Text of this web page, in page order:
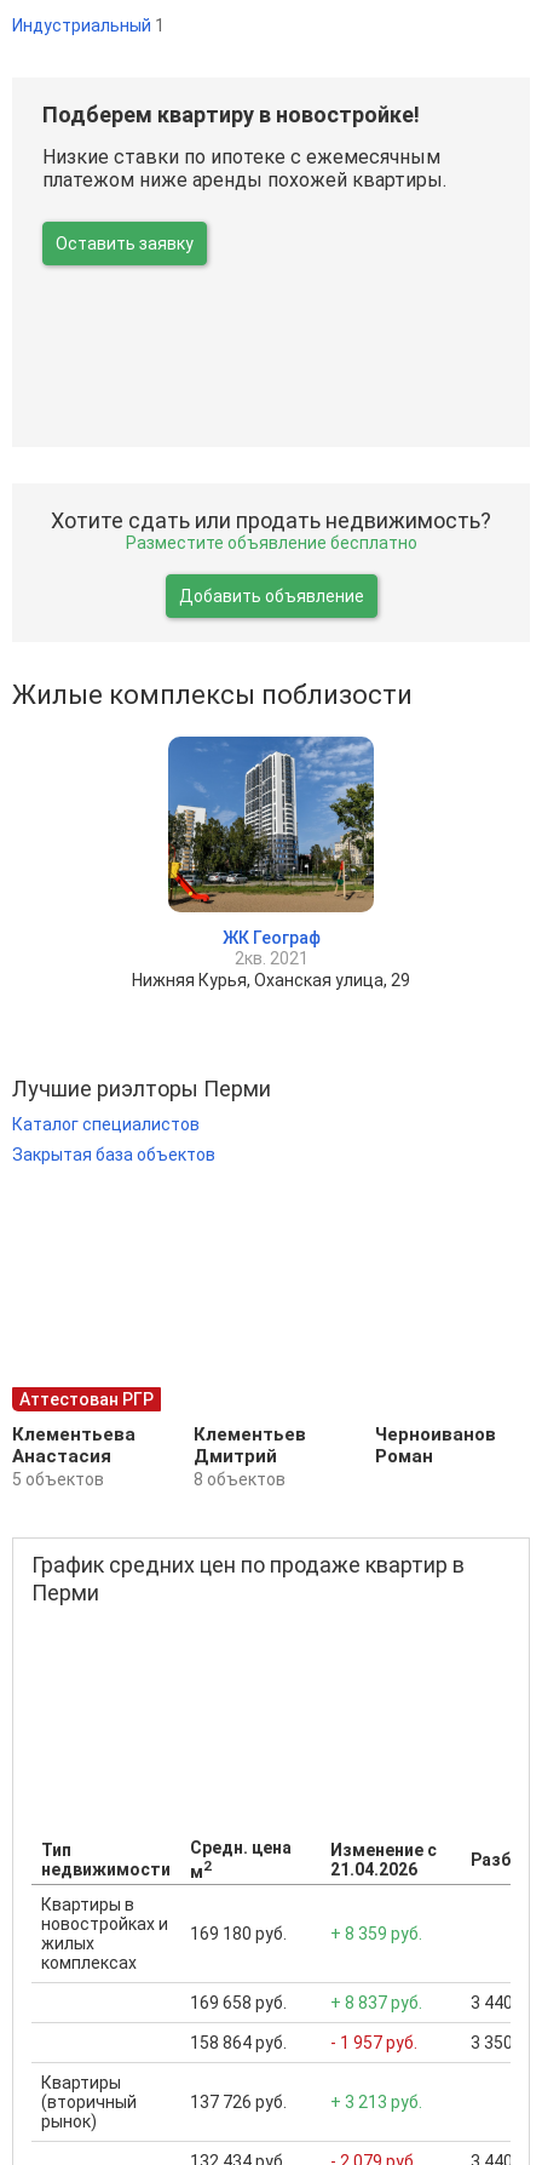
Индустриальный 1
Подберем квартиру в новостройке!
Низкие ставки по ипотеке с ежемесячным
платежом ниже аренды похожей квартиры.
Оставить заявку
Хотите сдать или продать недвижимость?
Разместите объявление бесплатно
Добавить объявление
Жилые комплексы поблизости
ЖК Географ
2кв. 2021
Нижняя Курья, Оханская улица, 29
Лучшие риэлторы Перми
Каталог специалистов
Закрытая база объектов
Аттестован РГР
Клементьева
Анастасия
5 объектов
Клементьев
Дмитрий
8 объектов
Черноиванов
Роман
График средних цен по продаже квартир в
Перми
Тип
недвижимости
Средн. цена
м2
Изменение с
21.04.2026
Квартиры в
новостройках и
жилых
комплексах
169 180 руб. + 8 359 руб.
169 658 руб. + 8 837 руб. 3 440
158 864 руб. - 1 957 руб. 3 350
Квартиры
(вторичный
рынок)
137 726 руб. + 3 213 руб.